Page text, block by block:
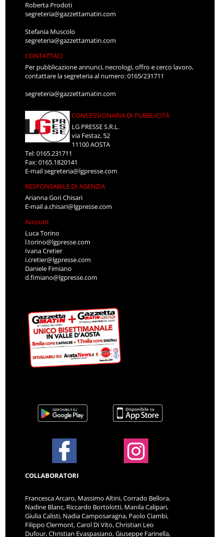
Roberta Prodoti
segreteria@gazzettamatin.com
Stefania Muscolo
segreteria@gazzettamatin.com
CONTATTACI
Per pubblicazione annunci, necrologi, offro e cerco lavoro,
contattare la segreteria al numero: 0165/231711
segreteria@gazzettamatin.com
CONCESSIONARIA DI PUBBLICITÀ
LG PRESSE S.R.L.
via Festaz, 52
11100 AOSTA
Tel: 0165.231711
Fax: 0165.1820141
E-mailsegreteria@lgpresse.com
RESPONSABILE DI AGENZIA
Arianna Gori Chisari
E-maila.chisari@lgpresse.com
Account
Luca Torino
l.torino@lgpresse.com
Ivana Cretier
i.cretier@lgpresse.com
Daniele Fimiano
d.fimiano@lgpresse.com
COLLABORATORI
Francesca Arcaro, Massimo Altini, Corrado Bellora,
Nadine Blanc, Riccardo Bortolotti, Manila Calipari,
Giulia Calisti, Nadia Camposaragna, Paolo Ciambi,
Filippo Clermont, Carol Di Vito, Christian Leo
Dufour, Christian Evaspasiano, Giuseppe Farinella,